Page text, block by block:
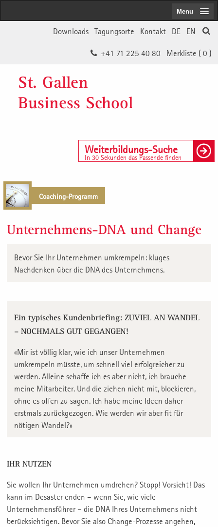
EN
DE
Kontakt
Tagungsorte
Downloads
Merkliste ( 0 )
+41 71 225 40 80
St. Gallen
Business School
Weiterbildungs-Suche
In 30 Sekunden das Passende finden
Menu
Coaching-Programm
Unternehmens-DNA und Change
Bevor Sie Ihr Unternehmen umkrempeln: kluges
Nachdenken über die DNA des Unternehmens.
Ein typisches Kundenbriefing: ZUVIEL AN WANDEL
– NOCHMALS GUT GEGANGEN!
«Mir ist völlig klar, wie ich unser Unternehmen
umkrempeln müsste, um schnell viel erfolgreicher zu
werden. Alleine schaffe ich es aber nicht, ich brauche
meine Mitarbeiter. Und die ziehen nicht mit, blockieren,
ohne es offen zu sagen. Ich habe meine Ideen daher
erstmals zurückgezogen. Wie werden wir aber fit für
nötigen Wandel?»
IHR NUTZEN
Sie wollen Ihr Unternehmen umdrehen? Stopp! Vorsicht! Das
kann im Desaster enden – wenn Sie, wie viele
Unternehmensführer – die DNA Ihres Unternehmens nicht
berücksichtigen. Bevor Sie also Change-Prozesse angehen,